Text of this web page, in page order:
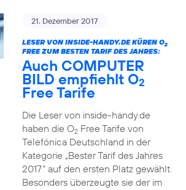
21. Dezember 2017
LESER VON INSIDE-HANDY.DE KÜREN O2
FREE ZUM BESTEN TARIF DES JAHRES:
Auch COMPUTER
BILD empfiehlt O2
Free Tarife
Die Leser von inside-handy.de
haben die O2Free Tarife von
Telefónica Deutschland in der
Kategorie „Bester Tarif des Jahres
2017“ auf den ersten Platz gewählt.
Besonders überzeugte sie der im